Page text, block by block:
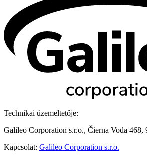
Technikai üzemeltetője:
Galileo Corporation s.r.o., Čierna Voda 468,
Kapcsolat: Galileo Corporation s.r.o.